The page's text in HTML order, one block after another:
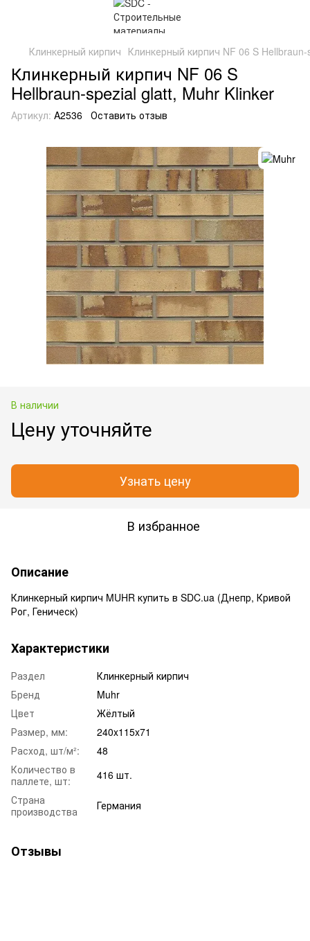
Клинкерный кирпич Клинкерный кирпич NF 06 S
Клинкерный кирпич NF 06 S
Hellbraun-spezial glatt, Muhr Klinker
Артикул: A2536 Оставить отзыв
В наличии
Цену уточняйте
Узнать цену
В избранное
Описание
Клинкерный кирпич MUHR купить в SDC.ua (Днепр, Кривой
Рог, Геническ)
Характеристики
Раздел
Клинкерный кирпич
Бренд
Muhr
Цвет
Жёлтый
Размер, мм:
240x115x71
Расход, шт/м²:
48
Количество в
паллете, шт:
416 шт.
Страна
производства
Германия
Отзывы